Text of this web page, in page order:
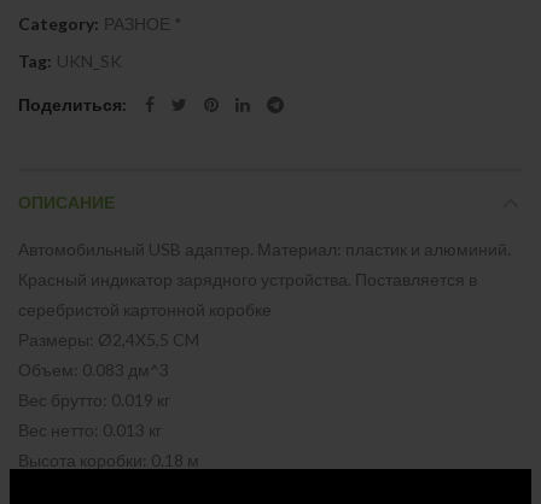
Category: РАЗНОЕ *
Tag: UKN_SK
Поделиться
ОПИСАНИЕ
Автомобильный USB адаптер. Материал: пластик и алюминий.
Красный индикатор зарядного устройства. Поставляется в
серебристой картонной коробке
Размеры: Ø2,4X5,5 CM
Объем: 0.083 дм^3
Вес брутто: 0.019 кг
Вес нетто: 0.013 кг
Высота коробки: 0.18 м